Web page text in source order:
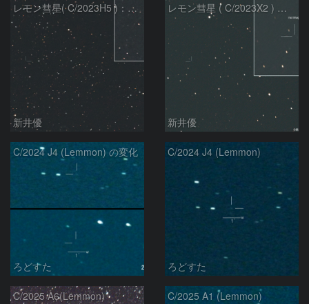
レモン彗星( C/2023H5 )：2026/05/20
新井優
レモン彗星 ( C/2023X2 ) の予報位置：2026/05/29
新井優
C/2024 J4 (Lemmon) の変化
ろどすた
C/2024 J4 (Lemmon)
ろどすた
C/2025 A6(Lemmon) C/2025 A1 (Lemmon)